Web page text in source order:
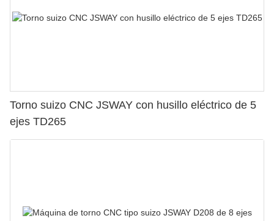
Torno suizo CNC JSWAY con husillo eléctrico de 5
ejes TD265